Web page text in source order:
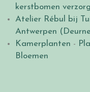
kerstbomen
Atelier Rébul bij
Antwerpen
Kamerplanten -
Bloemen